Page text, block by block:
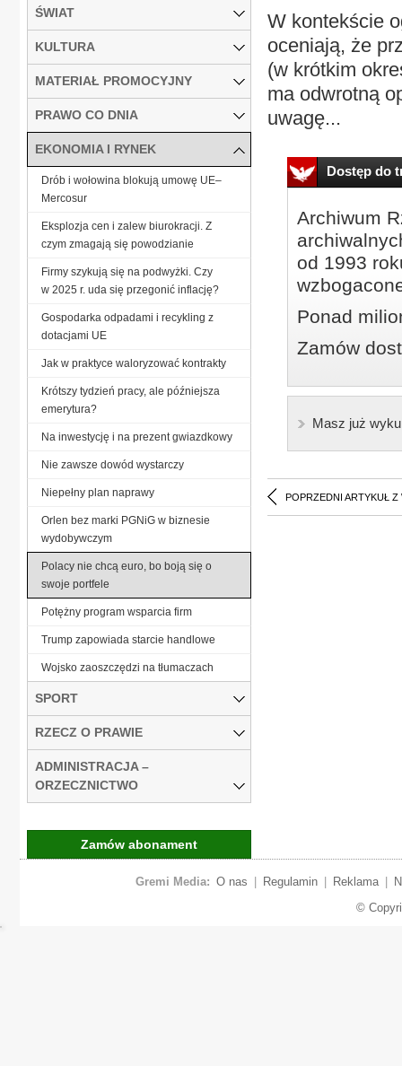
W kontekście
oceniają, że
(w krótkim
ma odwrotną
uwagę...
Dostęp do
Archiwum
od 1993
Ponad
Zamów
Masz już
POPRZEDNI ARTYKUŁ Z
ŚWIAT
KULTURA
MATERIAŁ PROMOCYJNY
PRAWO CO DNIA
EKONOMIA I RYNEK
Drób i wołowina blokują umowę UE–
Mercosur
Eksplozja cen i zalew biurokracji. Z
czym zmagają się powodzianie
Firmy szykują się na podwyżki. Czy
w 2025 r. uda się przegonić inflację?
Gospodarka odpadami i recykling z
dotacjami UE
Jak w praktyce waloryzować kontrakty
Krótszy tydzień pracy, ale późniejsza
emerytura?
Na inwestycję i na prezent gwiazdkowy
Nie zawsze dowód wystarczy
Niepełny plan naprawy
Orlen bez marki PGNiG w biznesie
wydobywczym
Polacy nie chcą euro, bo boją się o
swoje portfele
Potężny program wsparcia firm
Trump zapowiada starcie handlowe
Wojsko zaoszczędzi na tłumaczach
SPORT
RZECZ O PRAWIE
ADMINISTRACJA –
ORZECZNICTWO
Zamów abonament
Gremi Media: O nas Regulamin Reklama
©